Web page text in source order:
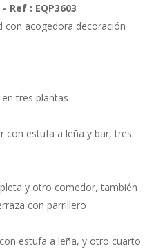
Ref : EQP3603
con acogedora decoración
tres plantas
con estufa a leña y bar, tres
y otro comedor, también
con parrillero
estufa a leña, y otro cuarto